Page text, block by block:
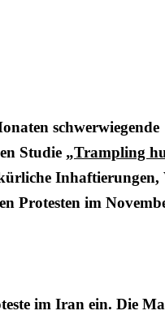
schwerwiegende
Studie „Trampling
Inhaftierungen,
Protesten im
im Iran ein. Die